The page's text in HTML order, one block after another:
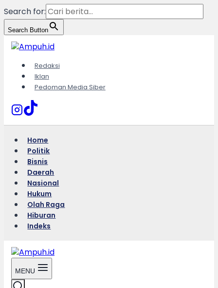
Search for:
Search Button
Skip
to
content
Redaksi
Iklan
Pedoman Media Siber
Home
Politik
Bisnis
Daerah
Nasional
Hukum
Olah Raga
Hiburan
Indeks
MENU